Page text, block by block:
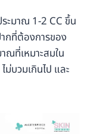
ะมาณ 1-2 CC ขึ้น
กที่ต้องการของ
ณที่เหมาะสมใน
บวมเกินไป และ